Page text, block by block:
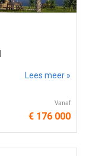
Lees meer »
Vanaf
€ 176 000